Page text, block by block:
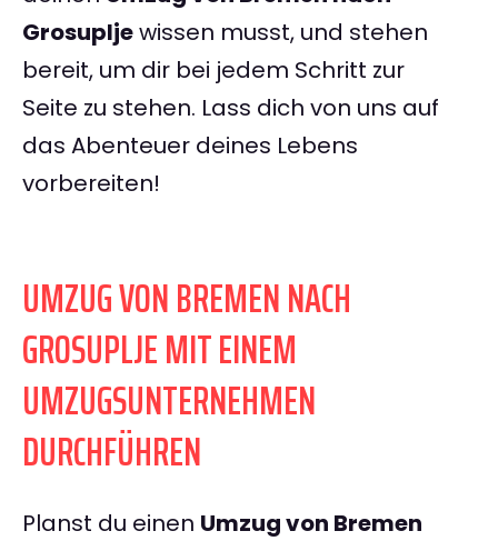
Grosupljewissen musst, und stehen
bereit, um dir bei jedem Schritt zur
Seite zu stehen. Lass dich von uns auf
das Abenteuer deines Lebens
vorbereiten!
UMZUG VON BREMEN NACH
GROSUPLJE MIT EINEM
UMZUGSUNTERNEHMEN
DURCHFÜHREN
Planst du einen Umzug von Bremen